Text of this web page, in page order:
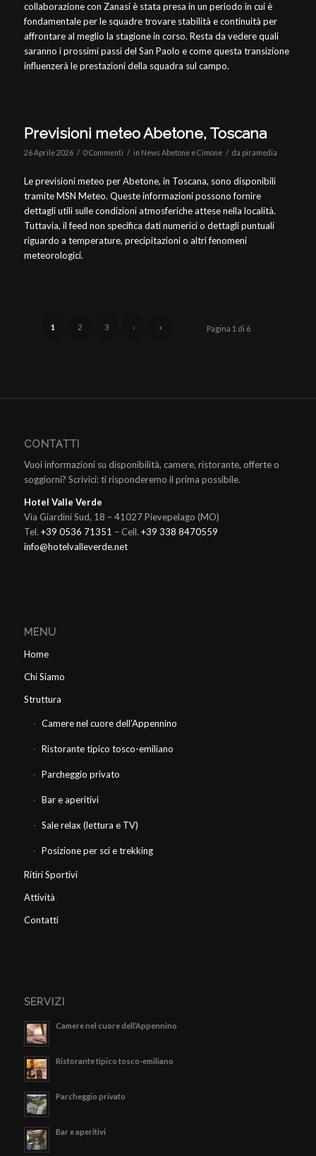
collaborazione con Zanasi è stata presa in un periodo in cui è
fondamentale per le squadre trovare stabilità e continuità per
affrontare al meglio la stagione in corso. Resta da vedere quali
saranno i prossimi passi del San Paolo e come questa transizione
influenzerà le prestazioni della squadra sul campo.
Previsioni meteo Abetone, Toscana
26 Aprile 2026 / 0 Commenti / in News Abetone e Cimone / da piramedia
Le previsioni meteo per Abetone, in Toscana, sono disponibili
tramite MSN Meteo. Queste informazioni possono fornire
dettagli utili sulle condizioni atmosferiche attese nella località.
Tuttavia, il feed non specifica dati numerici o dettagli puntuali
riguardo a temperature, precipitazioni o altri fenomeni
meteorologici.
Pagina 1 di 6
1 2 3 › »
CONTATTI
Vuoi informazioni su disponibilità, camere, ristorante, offerte o
soggiorni? Scrivici: ti risponderemo il prima possibile.
Hotel Valle Verde
Via Giardini Sud, 18 – 41027 Pievepelago (MO)
Tel. +39 0536 71351 – Cell. +39 338 8470559
info@hotelvalleverde.net
MENU
Home
Chi Siamo
Struttura
Camere nel cuore dell’Appennino
Ristorante tipico tosco-emiliano
Parcheggio privato
Bar e aperitivi
Sale relax (lettura e TV)
Posizione per sci e trekking
Ritiri Sportivi
Attività
Contatti
SERVIZI
Camere nel cuore dell’Appennino
Ristorante tipico tosco-emiliano
Parcheggio privato
Bar e aperitivi